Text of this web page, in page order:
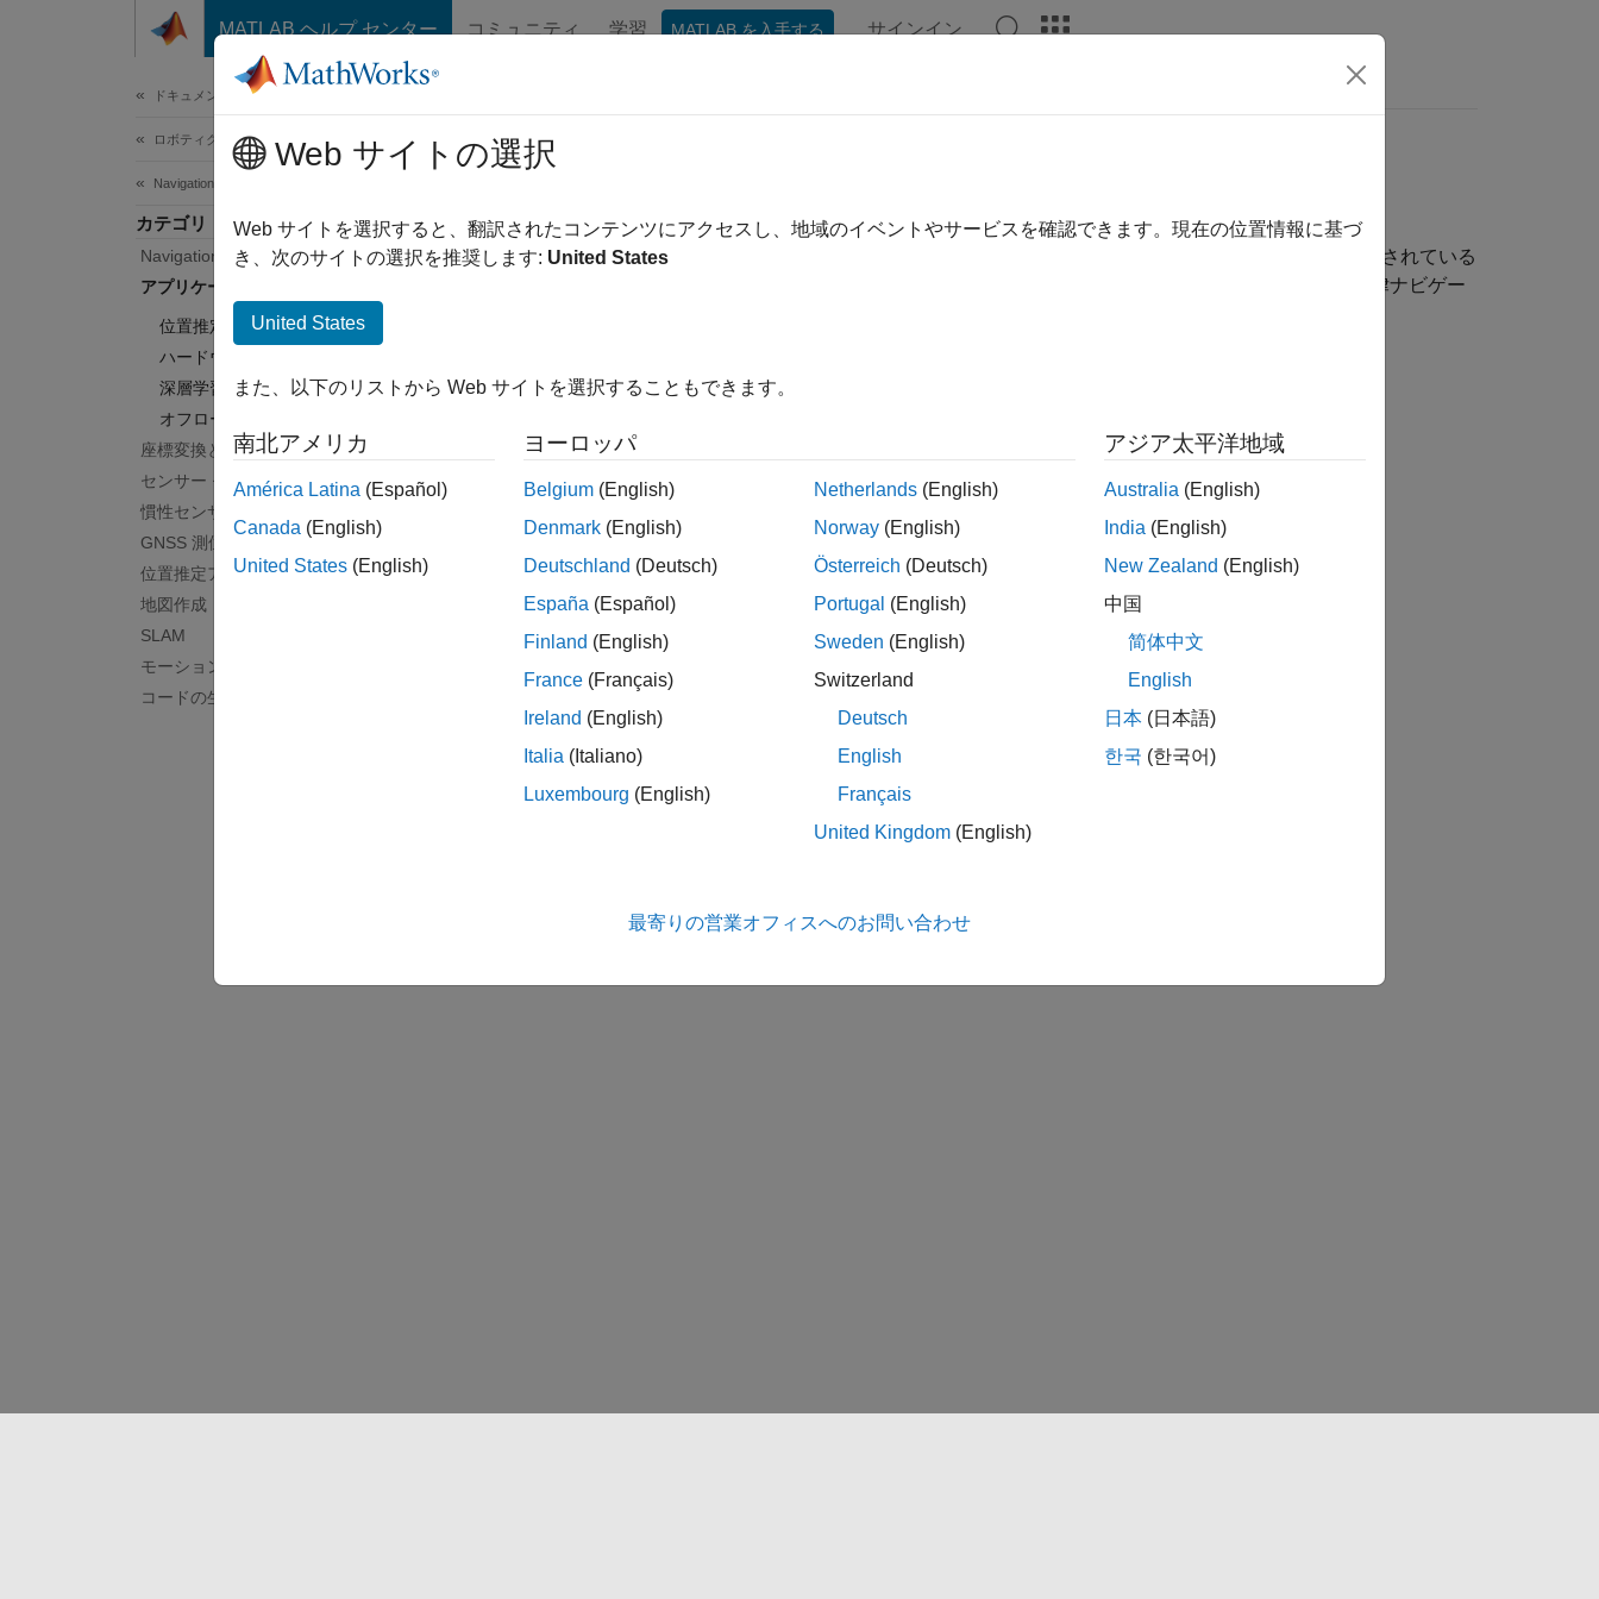
コンテンツへスキップ
MATLAB ヘルプ センター コミュニティ 学習 MATLAB を入手する サインイン
ドキュメンテーションのホーム
ロボティクスおよび自律システム
Navigation Toolbox
カテゴリ
Navigation Toolbox 入門
アプリケーション
位置推定
ハードウェア接続
深層学習
オフロード ナビゲーション
座標変換と軌跡
センサー モデル
慣性センサー フュージョン
GNSS 測位
位置推定アルゴリズム
地図作成
SLAM
モーション プランニング
コードの生成と展開
用途
慣性ナビゲーション、ハードウェア接続、および深層学習の例
Navigation Toolbox™ を使用することで、オンボードのセンサーによるプラットフォームの位置推定、接続されている
ハードウェアからのセンサー データへのフュージョンとフィルター処理のアルゴリズムの適用、および自律ナビゲー
カテゴリ
オンボードの IMU、GPS、およびカメラを使用してプラットフォームの位置および向きを推定
ハードウェア接続
センサーのフュージョンと追跡のアルゴリズムをハードウェアに接続
深層学習
平坦でない地形がある環境で計画する
この情報は役に立ちましたか？
Web サイトの選択
Web サイトを選択すると、翻訳されたコンテンツにアクセスし、地域のイベントやサービスを確認できます。現在の位置情報に基づ
き、次のサイトの選択を推奨します: United States
United States
また、以下のリストから Web サイトを選択することもできます。
南北アメリカ
América Latina (Español)
Canada (English)
United States (English)
ヨーロッパ
Belgium (English)
Denmark (English)
Deutschland (Deutsch)
España (Español)
Finland (English)
France (Français)
Ireland (English)
Italia (Italiano)
Luxembourg (English)
Netherlands (English)
Norway (English)
Österreich (Deutsch)
Portugal (English)
Sweden (English)
Switzerland
Deutsch
English
Français
United Kingdom (English)
アジア太平洋地域
Australia (English)
India (English)
New Zealand (English)
中国
简体中文
English
日本 (日本語)
한국 (한국어)
最寄りの営業オフィスへのお問い合わせ